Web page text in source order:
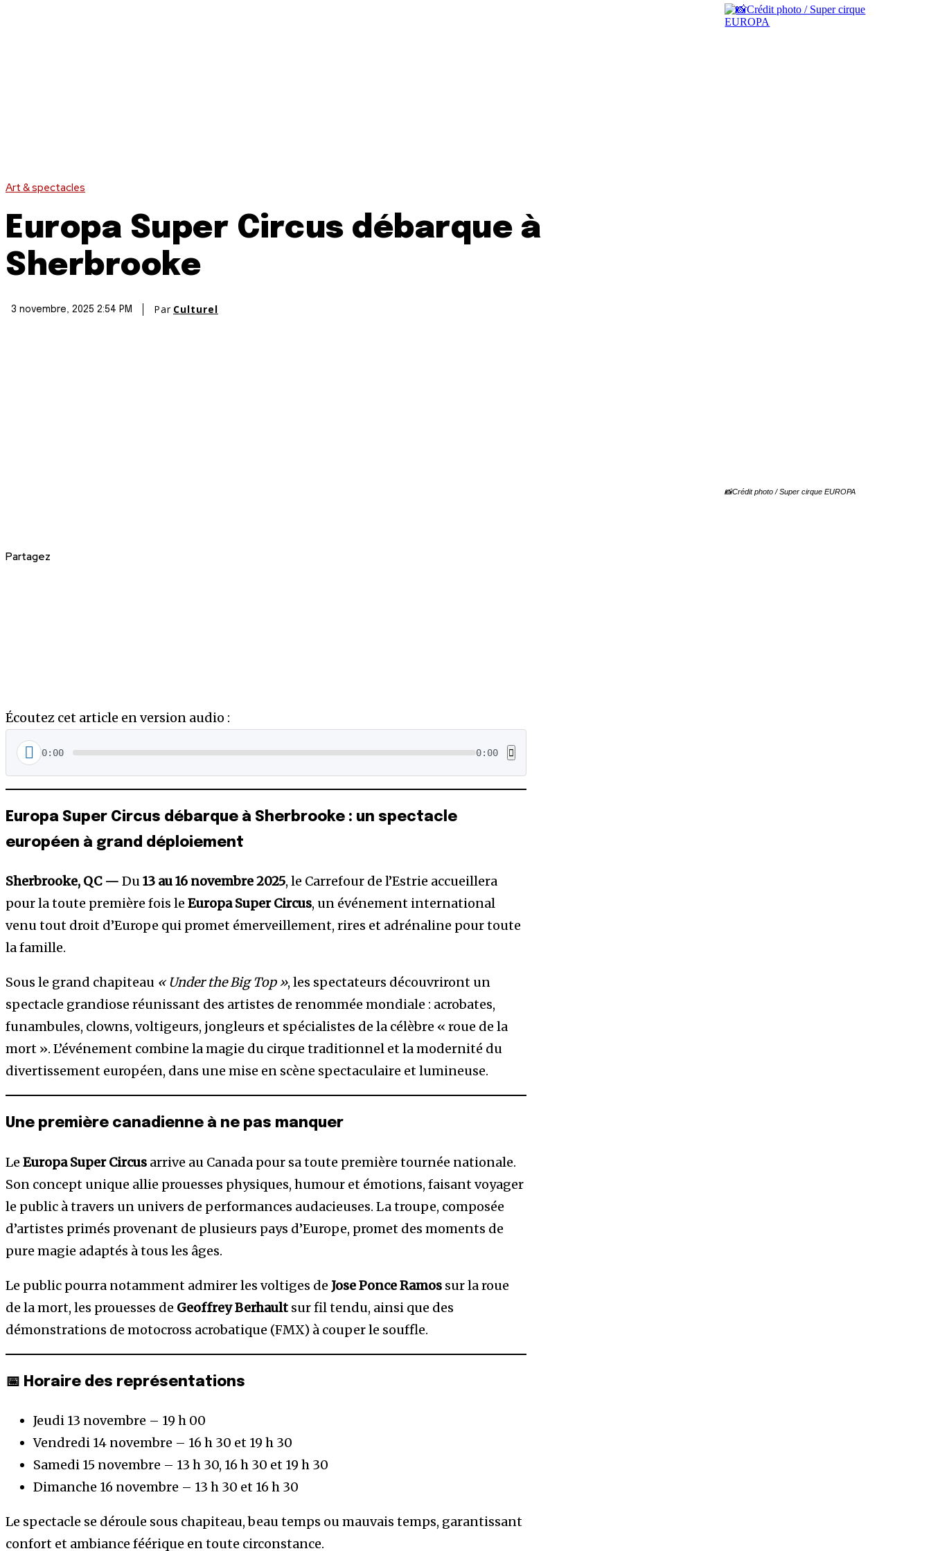
Art & spectacles
Europa Super Circus débarque à
Sherbrooke
3 novembre, 2025 2:54 PM Par Culturel
📸Crédit photo / Super cirque EUROPA
Partagez
Écoutez cet article en version audio :
0:00 0:00
Europa Super Circus débarque à Sherbrooke : un spectacle
européen à grand déploiement
Sherbrooke, QC — Du13 au 16 novembre 2025, le Carrefour de l’Estrie accueillera
pour la toute première fois le Europa Super Circus, un événement international
venu tout droit d’Europe qui promet émerveillement, rires et adrénaline pour toute
la famille.
Sous le grand chapiteau « Under the Big Top », les spectateurs découvriront un
spectacle grandiose réunissant des artistes de renommée mondiale : acrobates,
funambules, clowns, voltigeurs, jongleurs et spécialistes de la célèbre « roue de la
mort ». L’événement combine la magie du cirque traditionnel et la modernité du
divertissement européen, dans une mise en scène spectaculaire et lumineuse.
Une première canadienne à ne pas manquer
Le Europa Super Circus arrive au Canada pour sa toute première tournée nationale.
Son concept unique allie prouesses physiques, humour et émotions, faisant voyager
le public à travers un univers de performances audacieuses. La troupe, composée
d’artistes primés provenant de plusieurs pays d’Europe, promet des moments de
pure magie adaptés à tous les âges.
Le public pourra notamment admirer les voltiges de Jose Ponce Ramos sur la roue
de la mort, les prouesses de Geoffrey Berhault sur fil tendu, ainsi que des
démonstrations de motocross acrobatique (FMX) à couper le souffle.
📅 Horaire des représentations
Jeudi 13 novembre – 19 h 00
Vendredi 14 novembre – 16 h 30 et 19 h 30
Samedi 15 novembre – 13 h 30, 16 h 30 et 19 h 30
Dimanche 16 novembre – 13 h 30 et 16 h 30
Le spectacle se déroule sous chapiteau, beau temps ou mauvais temps, garantissant
confort et ambiance féérique en toute circonstance.